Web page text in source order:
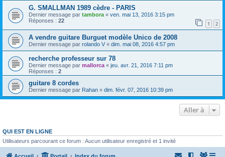
G. SMALLMAN 1989 cèdre - PARIS
Dernier message par tambora « ven. mai 13, 2016 3:15 pm
Réponses : 22 1 2
A vendre guitare Burguet modèle Unico de 2008
Dernier message par rolando V « dim. mai 08, 2016 4:57 pm
recherche professeur sur 78
Dernier message par mallorca « jeu. avr. 21, 2016 7:11 pm
Réponses : 2
guitare 8 cordes
Dernier message par Rahan « dim. févr. 07, 2016 10:39 pm
Aller à
QUI EST EN LIGNE
Utilisateurs parcourant ce forum : Aucun utilisateur enregistré et 1 invité